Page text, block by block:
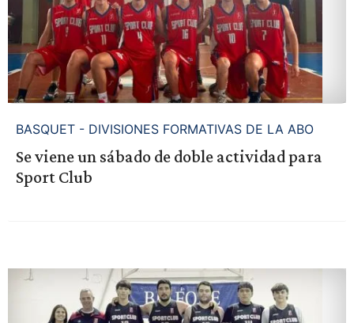
BASQUET - DIVISIONES FORMATIVAS DE LA ABO
Se viene un sábado de doble actividad para
Sport Club